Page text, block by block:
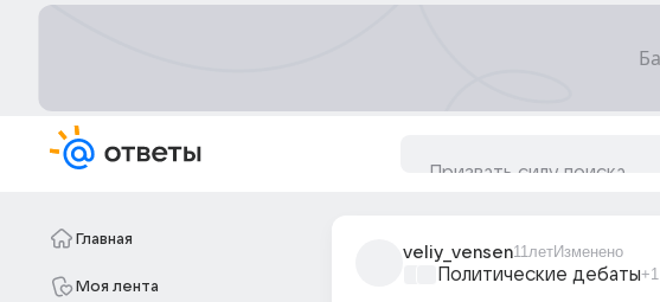
Главная
Моя лента
veliy_vensen11летИзменено
Политические дебаты+1